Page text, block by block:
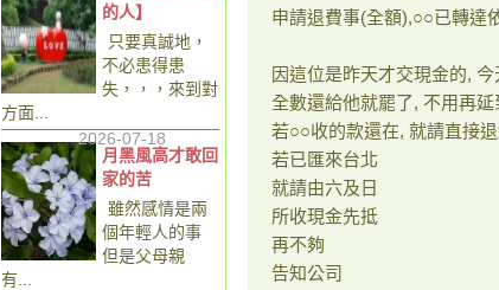
的人】
只要真誠地，
不必患得患
失，，，來到對
方面...
2026-07-18
月黑風高才敢回
家的苦
雖然感情是兩
個年輕人的事
但是父母親
有...
申請退費事(全額),○○已轉達
因這位是昨天才交現金的, 今
全數還給他就罷了, 不用再
若○○收的款還在, 就請直接
若已匯來台北
就請由六及日
所收現金先抵
再不夠
告知公司